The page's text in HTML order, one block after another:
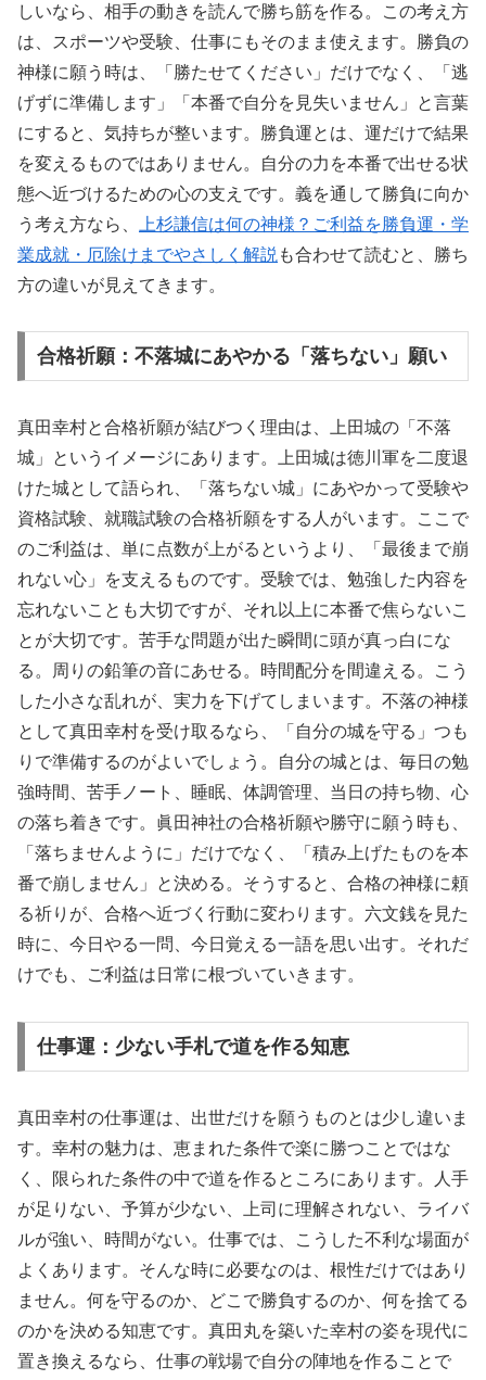
しいなら、相手の動きを読んで勝ち筋を作る。この考え方
は、スポーツや受験、仕事にもそのまま使えます。勝負の
神様に願う時は、「勝たせてください」だけでなく、「逃
げずに準備します」「本番で自分を見失いません」と言葉
にすると、気持ちが整います。勝負運とは、運だけで結果
を変えるものではありません。自分の力を本番で出せる状
態へ近づけるための心の支えです。義を通して勝負に向か
う考え方なら、
上杉謙信は何の神様？ご利益を勝負運・学
業成就・厄除けまでやさしく解説 も合わせて読むと、勝ち
方の違いが見えてきます。
合格祈願：不落城にあやかる「落ちない」願い
真田幸村と合格祈願が結びつく理由は、上田城の「不落
城」というイメージにあります。上田城は徳川軍を二度退
けた城として語られ、「落ちない城」にあやかって受験や
資格試験、就職試験の合格祈願をする人がいます。ここで
のご利益は、単に点数が上がるというより、「最後まで崩
れない心」を支えるものです。受験では、勉強した内容を
忘れないことも大切ですが、それ以上に本番で焦らないこ
とが大切です。苦手な問題が出た瞬間に頭が真っ白にな
る。周りの鉛筆の音にあせる。時間配分を間違える。こう
した小さな乱れが、実力を下げてしまいます。不落の神様
として真田幸村を受け取るなら、「自分の城を守る」つも
りで準備するのがよいでしょう。自分の城とは、毎日の勉
強時間、苦手ノート、睡眠、体調管理、当日の持ち物、心
の落ち着きです。眞田神社の合格祈願や勝守に願う時も、
「落ちませんように」だけでなく、「積み上げたものを本
番で崩しません」と決める。そうすると、合格の神様に頼
る祈りが、合格へ近づく行動に変わります。六文銭を見た
時に、今日やる一問、今日覚える一語を思い出す。それだ
けでも、ご利益は日常に根づいていきます。
仕事運：少ない手札で道を作る知恵
真田幸村の仕事運は、出世だけを願うものとは少し違いま
す。幸村の魅力は、恵まれた条件で楽に勝つことではな
く、限られた条件の中で道を作るところにあります。人手
が足りない、予算が少ない、上司に理解されない、ライバ
ルが強い、時間がない。仕事では、こうした不利な場面が
よくあります。そんな時に必要なのは、根性だけではあり
ません。何を守るのか、どこで勝負するのか、何を捨てる
のかを決める知恵です。真田丸を築いた幸村の姿を現代に
置き換えるなら、仕事の戦場で自分の陣地を作ることで